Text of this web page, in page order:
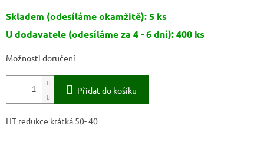
cena:
Skladem (odesíláme okamžitě): 5 ks
U dodavatele (odesíláme za 4 - 6 dní): 400 ks
Možnosti doručení
Přidat do košíku
HT redukce krátká 50- 40